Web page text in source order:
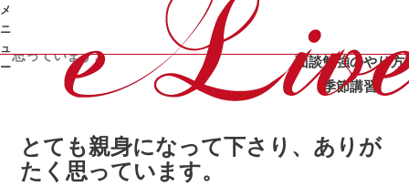
メ
ニ
ュ
ー
/ 体験記 / 成績UP
とても親身になって下さり、ありがたく
思っています。
合格体験記
面談勉強のやり方
季節講習
とても親身になって下さり、ありが
たく思っています。